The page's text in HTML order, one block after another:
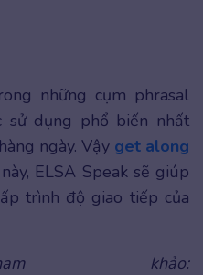
những cụm phrasal
sử dụng phổ biến nhất
ngày. Vậy get along
ELSA Speak sẽ giúp
trình độ giao tiếp của
khảo: